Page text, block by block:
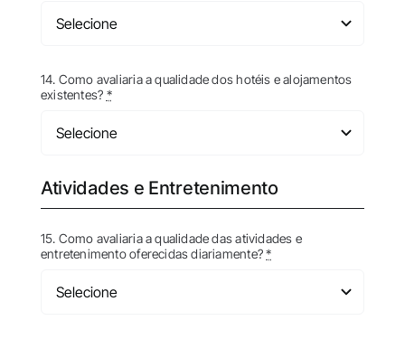
14. Como avaliaria a qualidade dos hotéis e alojamentos
existentes? *
Atividades e Entretenimento
15. Como avaliaria a qualidade das atividades e
entretenimento oferecidas diariamente?*